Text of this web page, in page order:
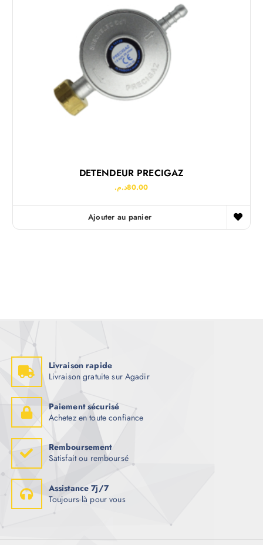
DETENDEUR PRECIGAZ
80.00د.م.
Ajouter au panier
Livraison rapide
Livraison gratuite sur Agadir
Paiement sécurisé
Achetez en toute confiance
Remboursement
Satisfait ou remboursé
Assistance 7j/7
Toujours là pour vous